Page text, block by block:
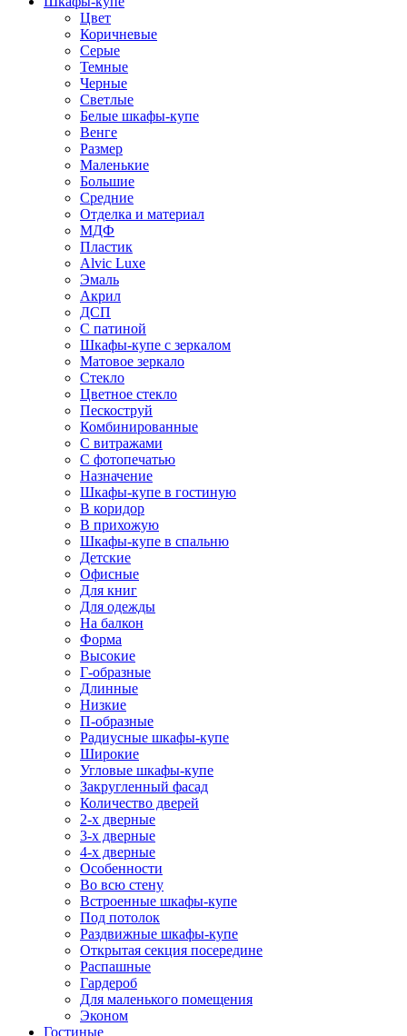
Цвет
Коричневые
Серые
Темные
Черные
Светлые
Белые шкафы-купе
Венге
Размер
Маленькие
Большие
Средние
Отделка и материал
МДФ
Пластик
Alvic Luxe
Эмаль
Акрил
ДСП
С патиной
Шкафы-купе с зеркалом
Матовое зеркало
Стекло
Цветное стекло
Пескоструй
Комбинированные
С витражами
С фотопечатью
Назначение
Шкафы-купе в гостиную
В коридор
В прихожую
Шкафы-купе в спальню
Детские
Офисные
Для книг
Для одежды
На балкон
Форма
Высокие
Г-образные
Длинные
Низкие
П-образные
Радиусные шкафы-купе
Широкие
Угловые шкафы-купе
Закругленный фасад
Количество дверей
2-х дверные
3-х дверные
4-х дверные
Особенности
Во всю стену
Встроенные шкафы-купе
Под потолок
Раздвижные шкафы-купе
Открытая секция посередине
Распашные
Гардероб
Для маленького помещения
Эконом
Гостиные